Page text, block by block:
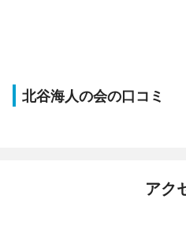
北谷海人の会の口コミ
アク